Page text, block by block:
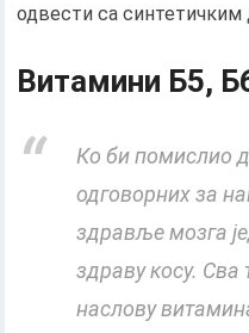
одвести са синтетичким
Витамини Б5,
Ко би помислио
одговорних за
здравље мозга
здраву косу. Сва
наслову